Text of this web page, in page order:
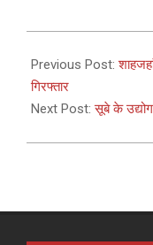
02-
26
Previous Post:
गिरफ्तार
Next Post:सूबे के